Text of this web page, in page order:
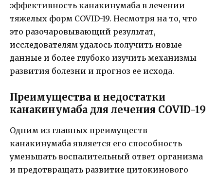
эффективность канакинумаба в лечении
тяжелых форм COVID-19. Несмотря на то, что
это разочаровывающий результат,
исследователям удалось получить новые
данные и более глубоко изучить механизмы
развития болезни и прогноз ее исхода.
Преимущества и недостатки
канакинумаба для лечения COVID-19
Одним из главных преимуществ
канакинумаба является его способность
уменьшать воспалительный ответ организма
и предотвращать развитие цитокинового